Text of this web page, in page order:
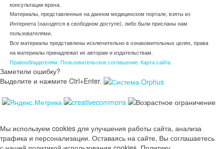
консультации врача.
Материалы, представленные на данном медицинском портале, взяты из
Интернета (находятся в свободном доступе), либо были присланы нам
пользователями.
Все материалы представлены исключительно в ознакомительных целях, права
на материалы принадлежат их авторам и издательствам.
Правообладателям. Пользовательское соглашение. Карта сайта.
Заметили ошибку?
Выделите и нажмите Ctrl+Enter.
Мы используем cookies для улучшения работы сайта, анализа
трафика и персонализации. Оставаясь на сайте, Вы соглашаетесь